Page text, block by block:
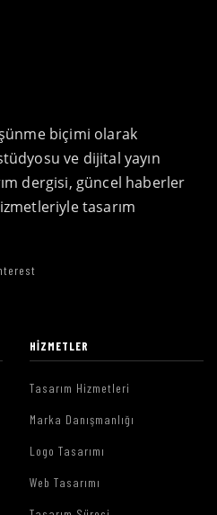
biçimi olarak
ve dijital yayın
dergisi, güncel haberler
tasarım
HIZMETLER
Tasarım Hizmetleri
Marka Danışmanlığı
Logo Tasarımı
Web Tasarımı